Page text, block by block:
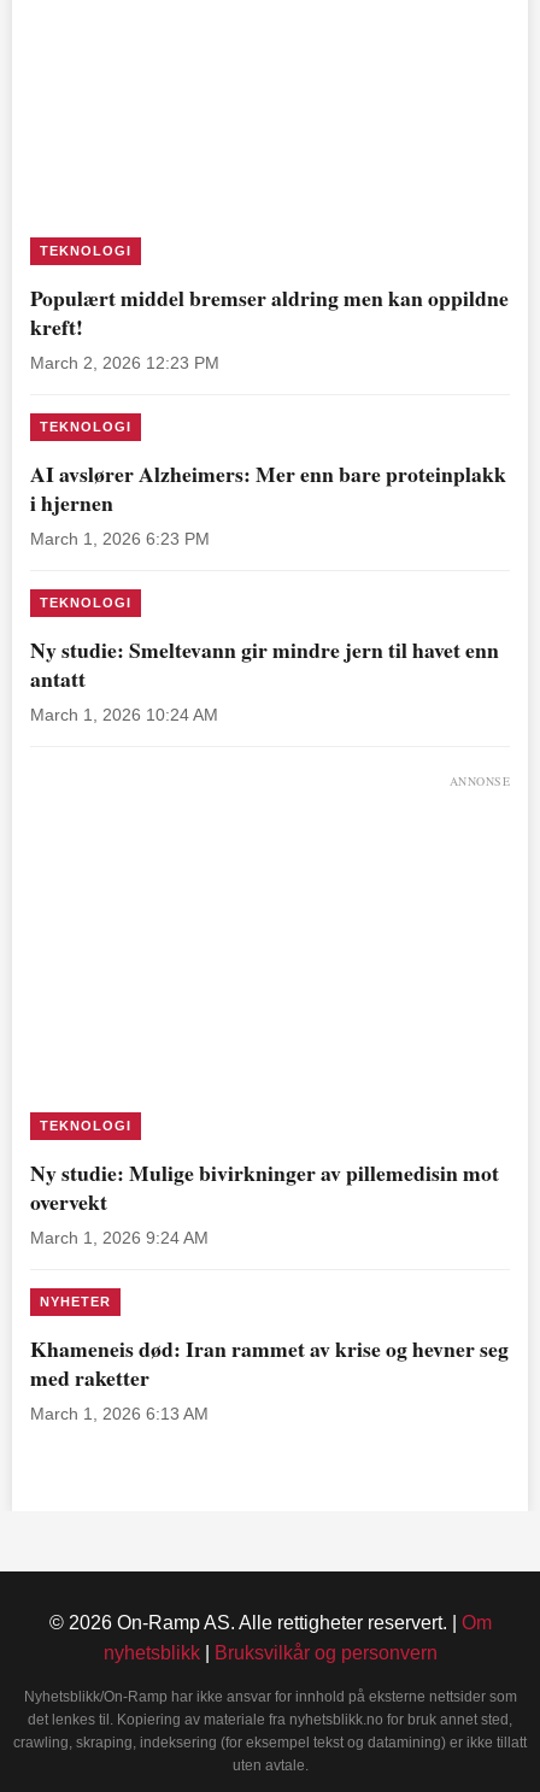
TEKNOLOGI
Populært middel bremser aldring men kan oppildne
kreft!
March 2, 2026 12:23 PM
TEKNOLOGI
AI avslører Alzheimers: Mer enn bare proteinplakk
i hjernen
March 1, 2026 6:23 PM
TEKNOLOGI
Ny studie: Smeltevann gir mindre jern til havet enn
antatt
March 1, 2026 10:24 AM
ANNONSE
TEKNOLOGI
Ny studie: Mulige bivirkninger av pillemedisin mot
overvekt
March 1, 2026 9:24 AM
NYHETER
Khameneis død: Iran rammet av krise og hevner seg
med raketter
March 1, 2026 6:13 AM
© 2026 On-Ramp AS. Alle rettigheter reservert. | Om
nyhetsblikk| Bruksvilkår og personvern
Nyhetsblikk/On-Ramp har ikke ansvar for innhold på eksterne nettsider som
det lenkes til. Kopiering av materiale fra nyhetsblikk.no for bruk annet sted,
crawling, skraping, indeksering (for eksempel tekst og datamining) er ikke tillatt
uten avtale.